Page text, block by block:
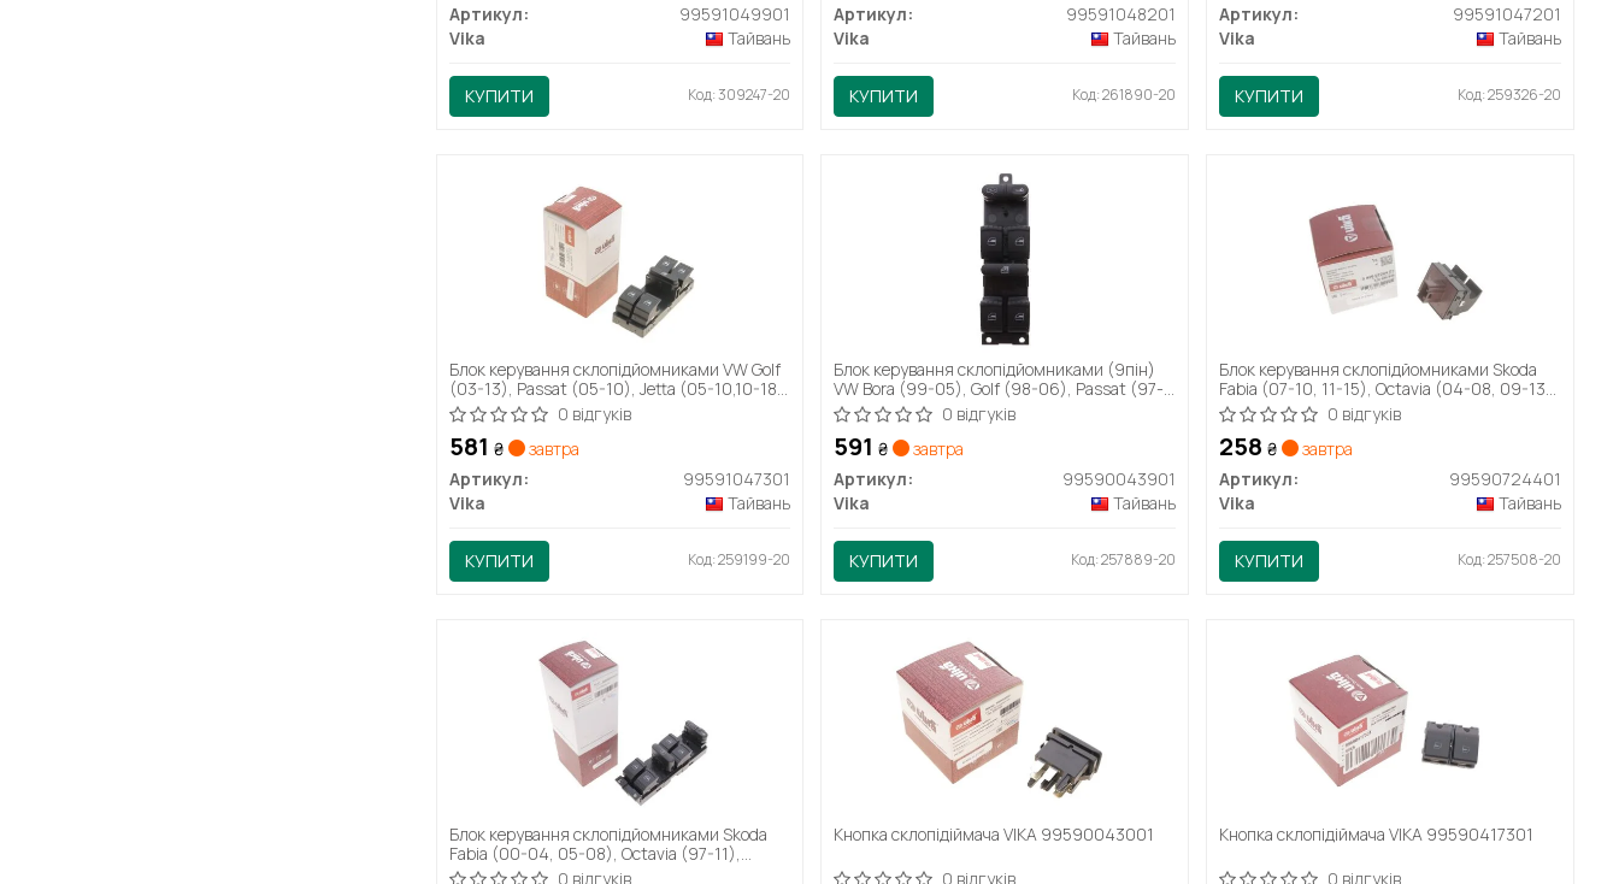
Артикул:
99591049901
Vika
Тайвань
КУПИТИ Код: 309247-20
Артикул:
99591048201
Vika
Тайвань
КУПИТИ Код: 261890-20
Артикул:
99591047201
Vika
Тайвань
КУПИТИ Код: 259326-20
Блок керування склопідйомниками VW Golf
(03-13), Passat (05-10), Jetta (05-10,10-18)
(98-05) (99591047301) vika
0 відгуків
581 ₴
завтра
Артикул:
99591047301
Vika
Тайвань
КУПИТИ Код: 259199-20
Блок керування склопідйомниками (9пін)
VW Bora (99-05), Golf (98-06), Passat (97-
05)/Seat Leon (00-06), Toledo (99-04)
(99590043901) VIKA
0 відгуків
591₴
завтра
Артикул:
99590043901
Vika
Тайвань
КУПИТИ Код: 257889-20
Блок керування склопідйомниками Skoda
Fabia (07-10, 11-15), Octavia (04-08, 09-13),
Roomster (06-10, 11-15), Yeti (10-13, 14-)
(99590724401) VIKA
0 відгуків
258₴
завтра
Артикул:
99590724401
Vika
Тайвань
КУПИТИ Код: 257508-20
Блок керування склопідйомниками Skoda
Fabia (00-04, 05-08), Octavia (97-11),
Superb (02-08) (99590043801) VIKA
0 відгуків
Кнопка склопідіймача VIKA 99590043001
0 відгуків
Кнопка склопідіймача VIKA 99590417301
0 відгуків